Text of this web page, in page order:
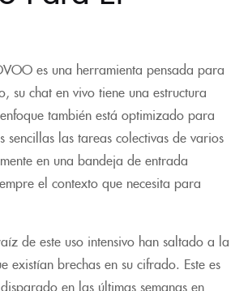
es una herramienta pensada para
chat en vivo tiene una estructura
también está optimizado para
las tareas colectivas de varios
en una bandeja de entrada
el contexto que necesita para
de este uso intensivo han saltado a la
brechas en su cifrado. Este es
en las últimas semanas en